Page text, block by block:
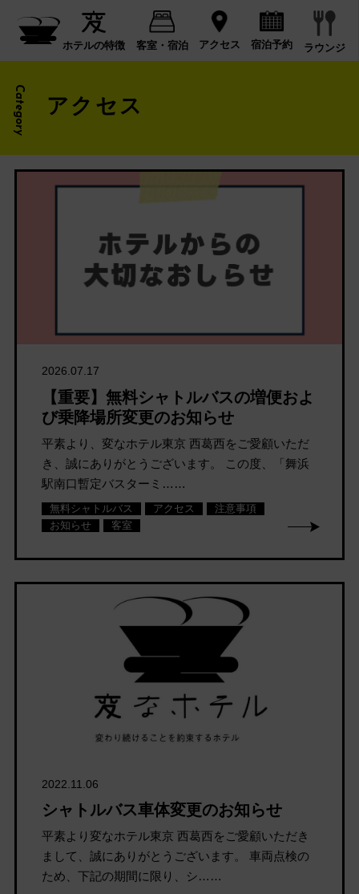
ホテルの特徴 客室・宿泊 アクセス 宿泊予約 ラウンジ
Category アクセス
2026.07.17
【重要】無料シャトルバスの増便およ
び乗降場所変更のお知らせ
平素より、変なホテル東京 西葛西をご愛顧いただ
き、誠にありがとうございます。 この度、「舞浜
駅南口暫定バスターミ……
無料シャトルバス アクセス
注意事項
お知らせ
客室
2022.11.06
シャトルバス車体変更のお知らせ
平素より変なホテル東京 西葛西をご愛顧いただき
まして、誠にありがとうございます。 車両点検の
ため、下記の期間に限り、シ……